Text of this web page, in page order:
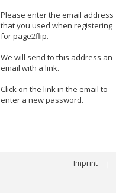
Please enter the email address
that you used when registering
for page2flip.
We will send to this address an
email with a link.
Click on the link in the email to
enter a new password.
Imprint |